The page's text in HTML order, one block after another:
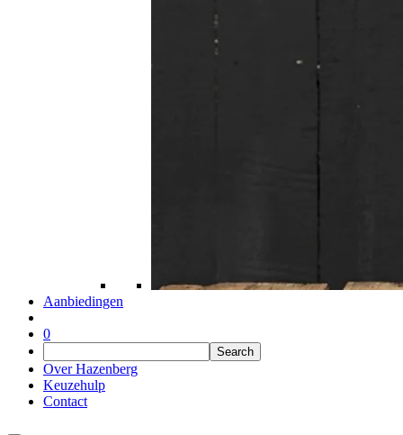
Aanbiedingen
0
Over Hazenberg
Keuzehulp
Contact